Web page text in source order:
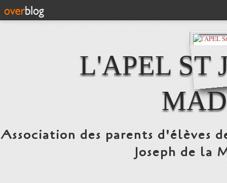
L'APEL ST
Association des parents d'élèves
Joseph de la